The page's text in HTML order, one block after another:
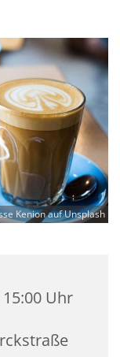
Kenion auf Unsplash
Uhr